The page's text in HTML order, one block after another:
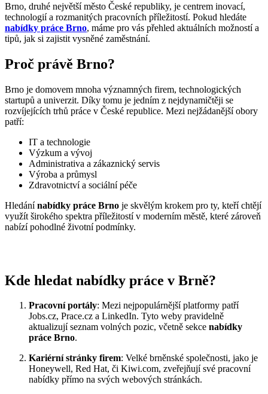
Brno, druhé největší město České republiky, je centrem inovací,
technologií a rozmanitých pracovních příležitostí. Pokud hledáte
nabídky práce Brno, máme pro vás přehled aktuálních možností a
tipů, jak si zajistit vysněné zaměstnání.
Proč právě Brno?
Brno je domovem mnoha významných firem, technologických
startupů a univerzit. Díky tomu je jedním z nejdynamičtěji se
rozvíjejících trhů práce v České republice. Mezi nejžádanější obory
patří:
IT a technologie
Výzkum a vývoj
Administrativa a zákaznický servis
Výroba a průmysl
Zdravotnictví a sociální péče
Hledánínabídky práce Brno je skvělým krokem pro ty, kteří chtějí
využít širokého spektra příležitostí v moderním městě, které zároveň
nabízí pohodlné životní podmínky.
Kde hledat nabídky práce v Brně?
Pracovní portály: Mezi nejpopulárnější platformy patří
Jobs.cz, Prace.cz a LinkedIn. Tyto weby pravidelně
aktualizují seznam volných pozic, včetně sekce nabídky
práce Brno.
Kariérní stránky firem: Velké brněnské společnosti, jako je
Honeywell, Red Hat, či Kiwi.com, zveřejňují své pracovní
nabídky přímo na svých webových stránkách.